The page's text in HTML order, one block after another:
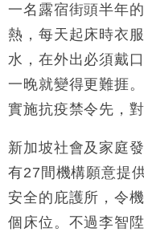
11:40
Google晶片
10:57
財經｜美商務
25%
18:15
本地｜新世界
定高消費客群
17:40
財經｜本港6月
最強
財經｜滙控重
50%
一名露宿街頭半年
熱，每天起床時衣
水，在外出必須戴
一晚就變得更難捱
實施抗疫禁令先，
新加坡社會及家庭
有27 間機構願意提
安全的庇護所，令
個床位。不過李智